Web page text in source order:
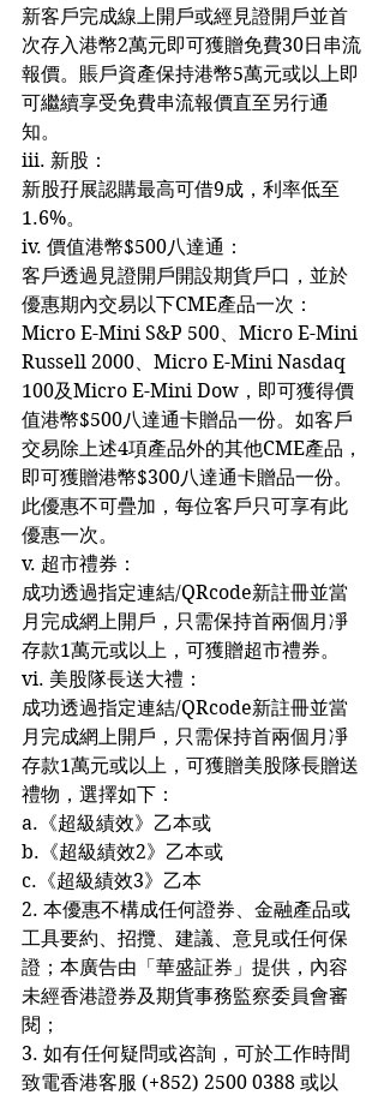
新客戶完成線上開戶或經見證開戶並首
次存入港幣2萬元即可獲贈免費30日串流
報價。賬戶資產保持港幣5萬元或以上即
可繼續享受免費串流報價直至另行通
知。
iii. 新股：
新股孖展認購最高可借9成，利率低至
1.6%。
iv. 價值港幣$500八達通：
客戶透過見證開戶開設期貨戶口，並於
優惠期內交易以下CME產品一次：
Micro E-Mini S&P 500、Micro E-Mini
Russell 2000、Micro E-Mini Nasdaq
100及Micro E-Mini Dow，即可獲得價
值港幣$500八達通卡贈品一份。如客戶
交易除上述4項產品外的其他CME產品，
即可獲贈港幣$300八達通卡贈品一份。
此優惠不可疊加，每位客戶只可享有此
優惠一次。
v. 超市禮券：
成功透過指定連結/QRcode新註冊並當
月完成網上開戶，只需保持首兩個月凈
存款1萬元或以上，可獲贈超市禮券。
vi. 美股隊長送大禮：
成功透過指定連結/QRcode新註冊並當
月完成網上開戶，只需保持首兩個月凈
存款1萬元或以上，可獲贈美股隊長贈送
禮物，選擇如下：
a.《超級績效》乙本或
b.《超級績效2》乙本或
c.《超級績效3》乙本
2. 本優惠不構成任何證券、金融產品或
工具要約、招攬、建議、意見或任何保
證；本廣告由「華盛証券」提供，內容
未經香港證券及期貨事務監察委員會審
閱；
3. 如有任何疑問或咨詢，可於工作時間
致電香港客服 (+852) 2500 0388 或以